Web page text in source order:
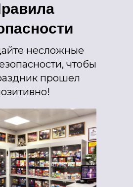
несложные
чтобы
прошел